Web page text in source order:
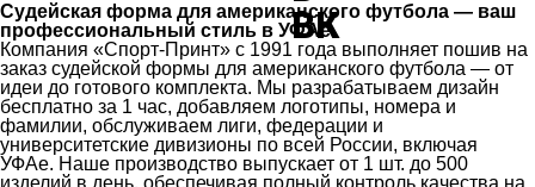
Судейская форма для американского футбола — ваш
профессиональный стиль в УФАе
Компания «Спорт-Принт» с 1991 года выполняет пошив на
заказ судейской формы для американского футбола — от
идеи до готового комплекта. Мы разрабатываем дизайн
бесплатно за 1 час, добавляем логотипы, номера и
фамилии, обслуживаем лиги, федерации и
университетские дивизионы по всей России, включая
УФАе. Наше производство выпускает от 1 шт. до 500
изделий в день, обеспечивая полный контроль качества на